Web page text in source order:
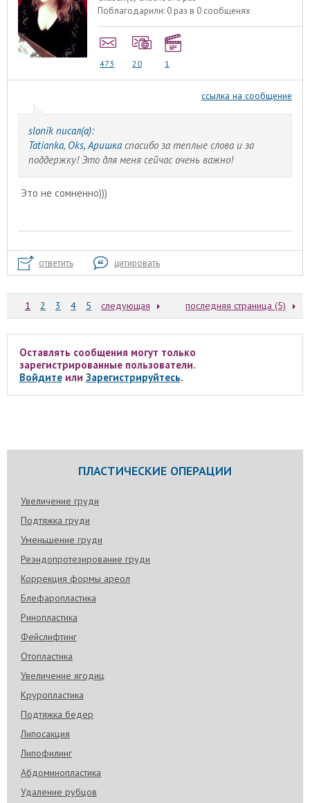
Поблагодарили: 0 раз в 0 сообщенях
473 20 1
ссылка на сообщение
slonik писал(а):
Tatianka, Oks, Аришка спасибо за теплые слова и за
поддержку! Это для меня сейчас очень важно!
Это не сомненно)))
ответить цитировать
1 2 3 4 5 следующая последняя страница (5)
Оставлять сообщения могут только
зарегистрированные пользователи.
Войдитеили Зарегистрируйтесь.
ПЛАСТИЧЕСКИЕ ОПЕРАЦИИ
Увеличение груди
Подтяжка груди
Уменьшение груди
Реэндопротезирование груди
Коррекция формы ареол
Блефаропластика
Ринопластика
Фейслифтинг
Отопластика
Увеличение ягодиц
Круропластика
Подтяжка бедер
Липосакция
Липофилинг
Абдоминопластика
Удаление рубцов